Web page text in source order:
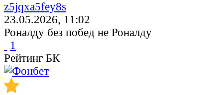
z5jqxa5fey8s
23.05.2026, 11:02
Роналду без побед не Роналду
1
Рейтинг БК